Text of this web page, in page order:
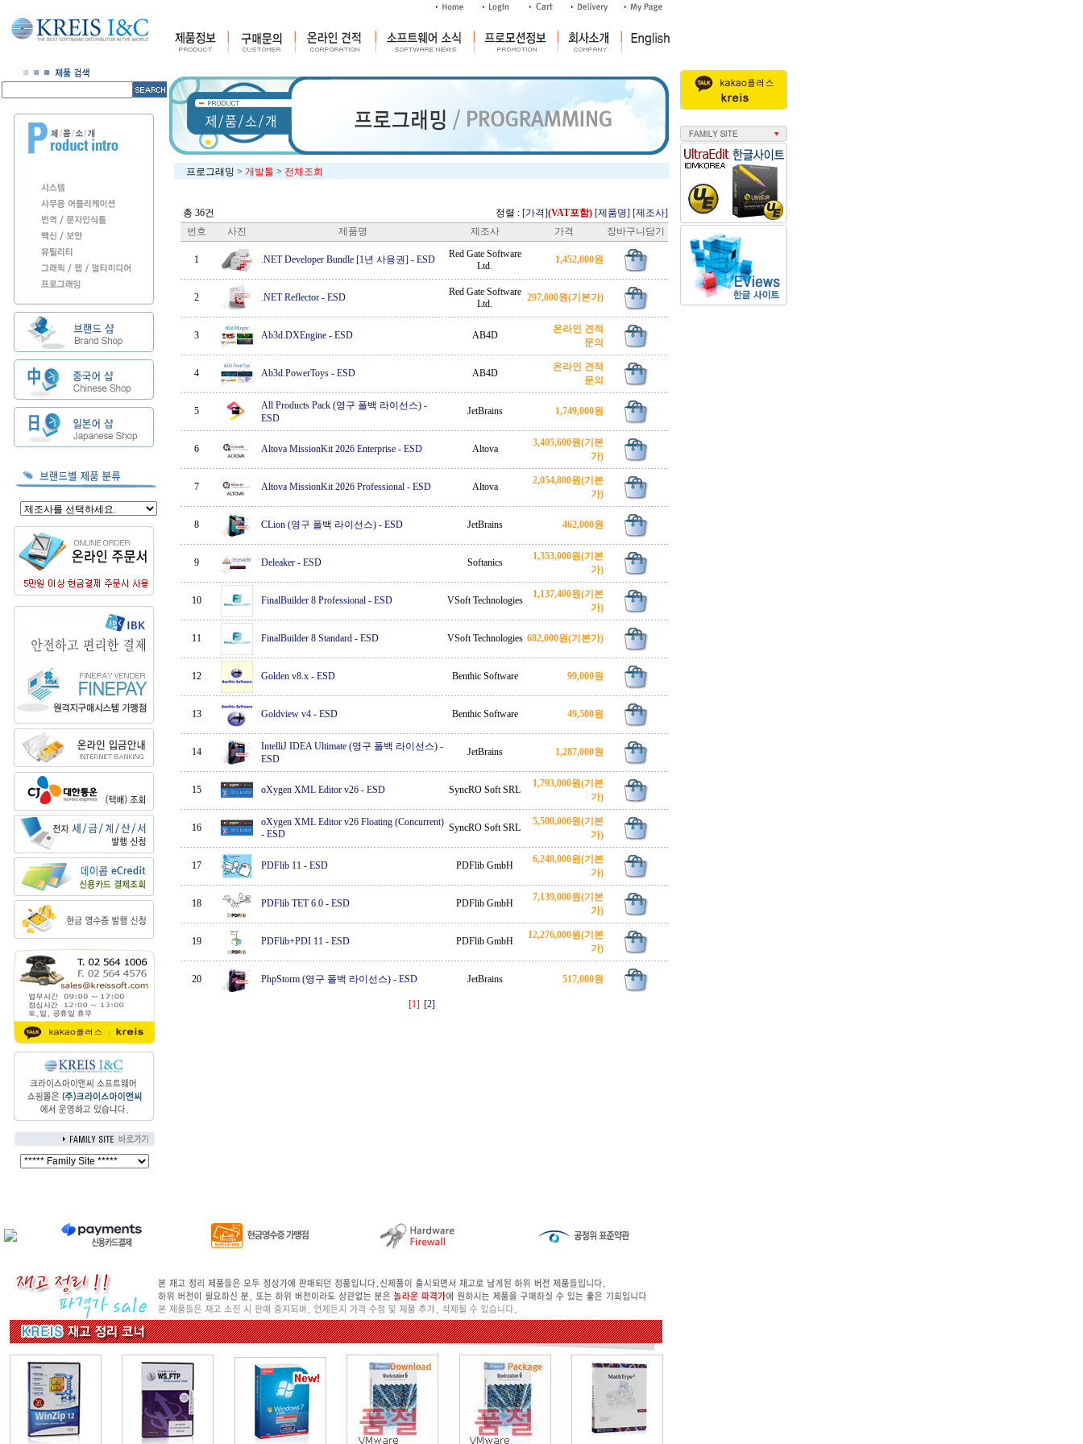
프로그래밍 > 개발툴 > 전체조회
총 36건 정렬 : [가격](VAT포함) [제품명] [제조사]
번호
사진 제품명 제조사 가격 장바구니담기
1 .NET Developer Bundle [1년 사용권] - ESD
Red Gate Software
Ltd.
1,452,000원
2 .NET Reflector- ESD
Red Gate Software
Ltd.
297,000원(기본가)
3 Ab3d.DXEngine- ESD AB4D
온라인 견적
문의
4 Ab3d.PowerToys- ESD AB4D
온라인 견적
문의
5 All Products Pack (영구 폴백 라이선스)-
ESD
JetBrains 1,749,000원
6 Altova MissionKit 2026 Enterprise- ESD Altova
3,405,600원(기본
가)
7 Altova MissionKit 2026 Professional- ESD Altova
2,054,800원(기본
가)
8 CLion (영구 폴백 라이선스)- ESD JetBrains 462,000원
9 Deleaker- ESD Softanics
1,353,000원(기본
가)
10 FinalBuilder 8 Professional- ESD VSoft Technologies
1,137,400원(기본
가)
11 FinalBuilder 8 Standard- ESD VSoft Technologies 682,000원(기본가)
12 Golden v8.x- ESD Benthic Software 99,000원
13 Goldview v4- ESD Benthic Software 49,500원
14 IntelliJ IDEA Ultimate (영구 폴백 라이선스)-
ESD
JetBrains 1,287,000원
15 oXygen XML Editor v26- ESD SyncRO Soft SRL
1,793,000원(기본
가)
16
oXygen XML Editor v26 Floating (Concurrent)
- ESD
SyncRO Soft SRL
5,500,000원(기본
가)
17 PDFlib 11- ESD PDFlib GmbH
6,248,000원(기본
가)
18 PDFlib TET 6.0- ESD PDFlib GmbH
7,139,000원(기본
가)
19 PDFlib+PDI 11- ESD PDFlib GmbH
12,276,000원(기본
가)
20 PhpStorm (영구 폴백 라이선스)- ESD JetBrains 517,000원
[1] [2]